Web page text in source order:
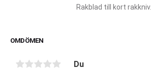
OMDÖMEN
Du
Rakblad till kort rakkniv.